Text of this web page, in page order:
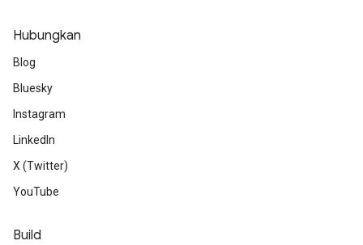
Hubungkan
Blog
Bluesky
Instagram
LinkedIn
X (Twitter)
YouTube
Build